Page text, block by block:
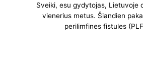
Sveiki, esu gydytojas, Lietuvoje
vienerius metus. Šiandien
perilimfines fistules